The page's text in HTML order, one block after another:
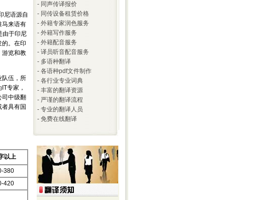
尼语源自
马来语有
由于印尼
的。在印
游览和教
队伍，所
专家，
司中级翻
具有国
以上
380
420
- 同声传译报价
- 同传设备租赁价格
- 外籍专家润色服务
- 外籍写作服务
- 外籍配音服务
- 译员听音配音服务
- 多语种翻译
- 各语种pdf文件制作
- 各行业专业词典
- 丰富的翻译资源
- 严谨的翻译流程
- 专业的翻译人员
- 免费在线翻译